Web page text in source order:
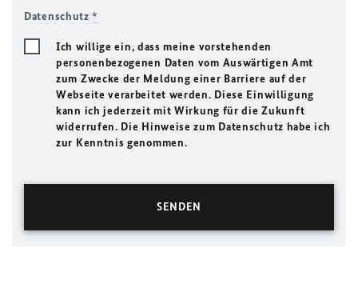
Datenschutz*
Ich willige ein, dass meine vorstehenden
personenbezogenen Daten vom Auswärtigen Amt
zum Zwecke der Meldung einer Barriere auf der
Webseite verarbeitet werden. Diese Einwilligung
kann ich jederzeit mit Wirkung für die Zukunft
widerrufen. Die Hinweise zum Datenschutz habe ich
zur Kenntnis genommen.